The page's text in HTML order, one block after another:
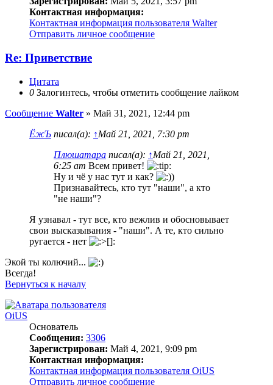
Контактная информация:
Контактная информация пользователя Walter
Отправить личное сообщение
Re: Приветствие
Цитата
0 Залогинтесь, чтобы отметить сообщение лайком
Сообщение Walter » Май 31, 2021, 12:44 pm
ЁжЪ писал(а): ↑Май 21, 2021, 7:30 pm
Плюшатара писал(а): ↑Май 21, 2021,
6:25 am Всем привет!
Ну и чё у нас тут и как?
)
Признавайтесь, кто тут "наши", а кто
"не наши"?
Я узнавал - тут все, кто вежлив и обосновывает
свои высказывания - "наши". А те, кто сильно
ругается - нет
Экой ты колючий...
Всегда!
Вернуться к началу
OiUS
Основатель
Сообщения: 3306
Зарегистрирован: Май 4, 2021, 9:09 pm
Контактная информация:
Контактная информация пользователя OiUS
Отправить личное сообщение